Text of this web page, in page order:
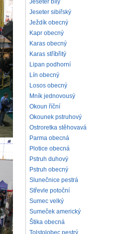
Jeseter bílý
Jeseter sibiřský
Ježdík obecný
Kapr obecný
Karas obecný
Karas stříbřitý
Lipan podhorní
Lín obecný
Losos obecný
Mník jednovousý
Okoun říční
Okounek pstruhový
Ostroretka stěhovavá
Parma obecná
Plotice obecná
Pstruh duhový
Pstruh obecný
Slunečnice pestrá
Střevle potoční
Sumec velký
Sumeček americký
Štika obecná
Tolstolobec pestrý